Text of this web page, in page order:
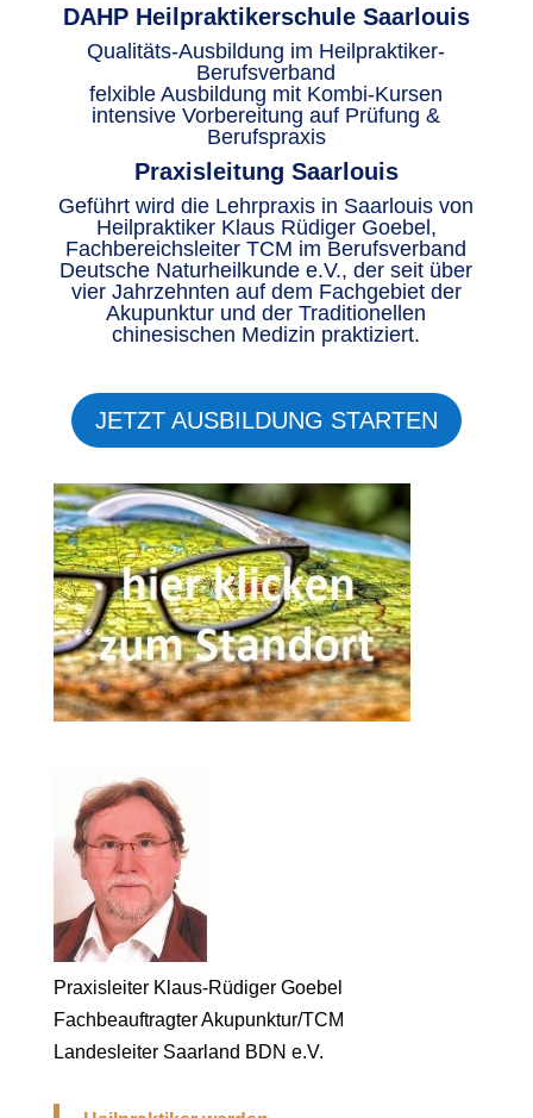
DAHP Heilpraktikerschule Saarlouis
Qualitäts-Ausbildung im Heilpraktiker-
Berufsverband
felxible Ausbildung mit Kombi-Kursen
intensive Vorbereitung auf Prüfung &
Berufspraxis
Praxisleitung Saarlouis
Geführt wird die Lehrpraxis in Saarlouis von
Heilpraktiker Klaus Rüdiger Goebel,
Fachbereichsleiter TCM im Berufsverband
Deutsche Naturheilkunde e.V., der seit über
vier Jahrzehnten auf dem Fachgebiet der
Akupunktur und der Traditionellen
chinesischen Medizin praktiziert.
JETZT AUSBILDUNG STARTEN
Praxisleiter Klaus-Rüdiger Goebel
Fachbeauftragter Akupunktur/TCM
Landesleiter Saarland BDN e.V.